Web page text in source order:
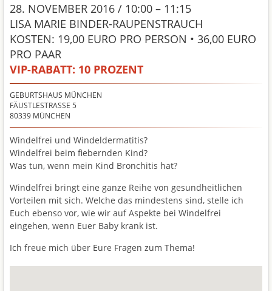
28. NOVEMBER 2016 / 10:00 – 11:15
LISA MARIE BINDER-RAUPENSTRAUCH
KOSTEN: 19,00 EURO PRO PERSON • 36,00 EURO
PRO PAAR
VIP-RABATT: 10 PROZENT
GEBURTSHAUS MÜNCHEN
FÄUSTLESTRASSE 5
80339 MÜNCHEN
Windelfrei und Windeldermatitis?
Windelfrei beim fiebernden Kind?
Was tun, wenn mein Kind Bronchitis hat?
Windelfrei bringt eine ganze Reihe von gesundheitlichen
Vorteilen mit sich. Welche das mindestens sind, stelle ich
Euch ebenso vor, wie wir auf Aspekte bei Windelfrei
eingehen, wenn Euer Baby krank ist.
Ich freue mich über Eure Fragen zum Thema!